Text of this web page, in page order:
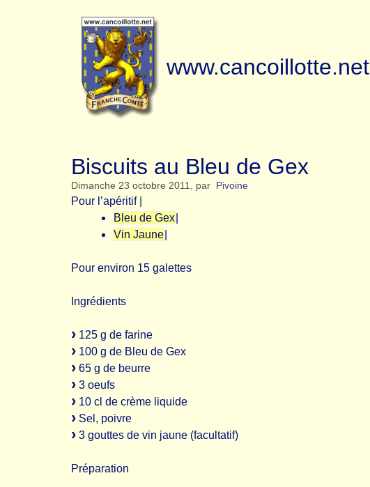
www.cancoillotte.net
Biscuits au Bleu de Gex
Dimanche 23 octobre 2011, par Pivoine
Pour l’apéritif|
Bleu de Gex
Vin Jaune
Pour environ 15 galettes
Ingrédients
125 g de farine
100 g de Bleu de Gex
65 g de beurre
3 oeufs
10 cl de crème liquide
Sel, poivre
3 gouttes de vin jaune (facultatif)
Préparation